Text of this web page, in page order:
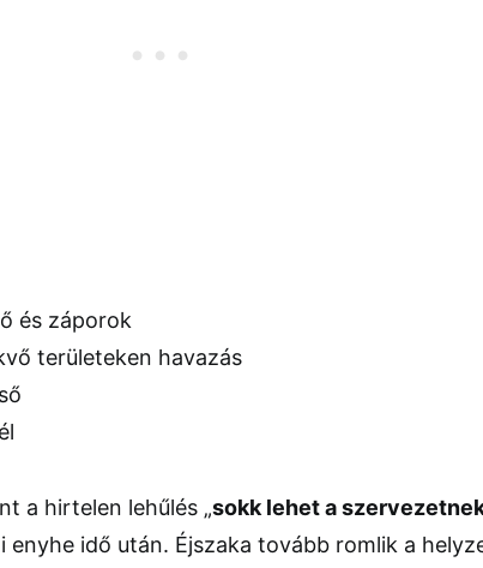
és záporok
területeken havazás
a hirtelen lehűlés „sokk lehet a
enyhe idő után. Éjszaka tovább romlik a